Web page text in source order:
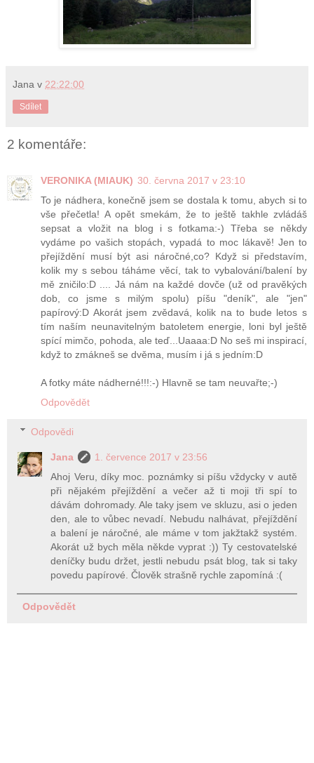
Jana v 22:22:00
Sdílet
2 komentáře:
VERONIKA (MIAUK) 30. června 2017 v 23:10
To je nádhera, konečně jsem se dostala k tomu, abych si to
vše přečetla! A opět smekám, že to ještě takhle zvládáš
sepsat a vložit na blog i s fotkama:-) Třeba se někdy
vydáme po vašich stopách, vypadá to moc lákavě! Jen to
přejíždění musí být asi náročné,co? Když si představím,
kolik my s sebou táháme věcí, tak to vybalování/balení by
mě zničilo:D .... Já nám na každé dovče (už od pravěkých
dob, co jsme s milým spolu) píšu "deník", ale "jen"
papírový:D Akorát jsem zvědavá, kolik na to bude letos s
tím naším neunavitelným batoletem energie, loni byl ještě
spící mimčo, pohoda, ale teď...Uaaaa:D No seš mi inspirací,
když to zmákneš se dvěma, musím i já s jedním:D
A fotky máte nádherné!!!:-) Hlavně se tam neuvařte;-)
Odpovědět
Odpovědi
Jana
1. července 2017 v 23:56
Ahoj Veru, díky moc. poznámky si píšu vždycky v autě
při nějakém přejíždění a večer až ti moji tři spí to
dávám dohromady. Ale taky jsem ve skluzu, asi o jeden
den, ale to vůbec nevadí. Nebudu nalhávat, přejíždění
a balení je náročné, ale máme v tom jakžtakž systém.
Akorát už bych měla někde vyprat :)) Ty cestovatelské
deníčky budu držet, jestli nebudu psát blog, tak si taky
povedu papírové. Člověk strašně rychle zapomíná :(
Odpovědět